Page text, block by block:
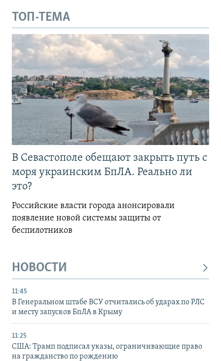
ТОП-ТЕМА
В Севастополе обещают закрыть путь с
моря украинским БпЛА. Реально ли
это?
Российские власти города анонсировали
появление новой системы защиты от
беспилотников
НОВОСТИ
11:45
В Генеральном штабе ВСУ отчитались об ударах по РЛС
и месту запусков БпЛА в Крыму
11:25
США: Трамп подписал указы, ограничивающие право
на гражданство по рождению